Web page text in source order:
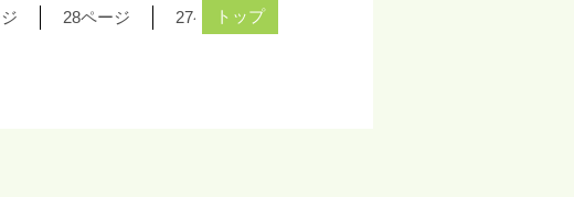
28ページ 27ページトップ